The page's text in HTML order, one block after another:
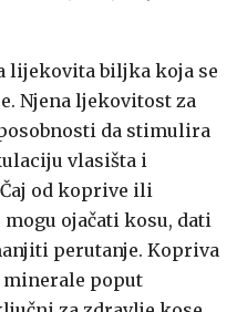
lijekovita biljka koja se
Njena ljekovitost za
da stimulira
vlasišta i
od koprive ili
ojačati kosu, dati
perutanje. Kopriva
poput